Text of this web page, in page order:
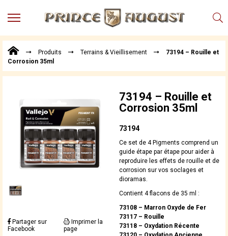
MENU
Points
de
Vente
Téléchargements
Techniques,
trucs et
astuces
Produits Terrains & Vieillisement
73194 – Rouille et
Corrosion 35ml
Partager sur
Facebook
Imprimer la
page
73194 – Rouille et
Corrosion 35ml
73194
Ce set de 4 Pigments comprend un
guide étape par étape pour aider à
reproduire les effets de rouille et de
corrosion sur vos soclages et
dioramas.
Contient 4 flacons de 35 ml :
73108 – Marron Oxyde de Fer
73117 – Rouille
73118 – Oxydation Récente